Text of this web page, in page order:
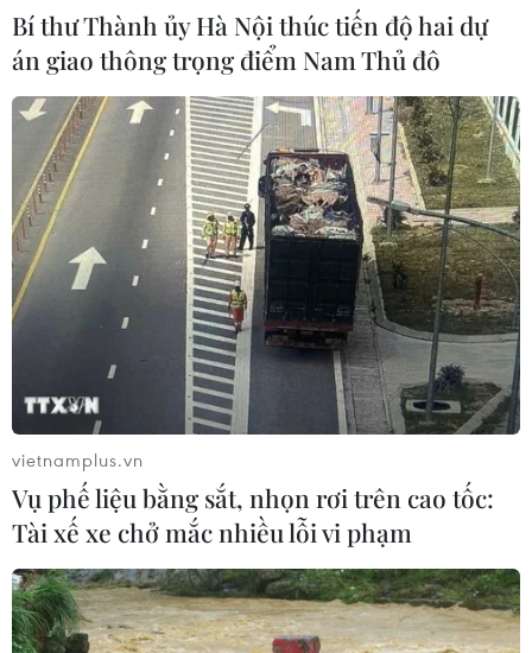
Bãi bỏ một số văn bản quy phạm
pháp luật không còn phù hợp
06/08/2026 09:59
Khởi tố người đi bộ gây tai nạn chết
người trên quốc lộ ở Quảng Trị
06/08/2026 09:44
Khởi tố Chủ tịch Hội đồng quản trị,
06/08/2026 09:06
Thêm một nhóm dàn cảnh cướp giật
tại khu Tân Huê Viên sa lưới
06/08/2026 05:57
Bí thư Thành ủy Hà Nội thúc tiến độ hai dự
án giao thông trọng điểm Nam Thủ đô
vietnamplus.vn
Vụ phế liệu bằng sắt, nhọn rơi trên cao tốc:
Tài xế xe chở mắc nhiều lỗi vi phạm